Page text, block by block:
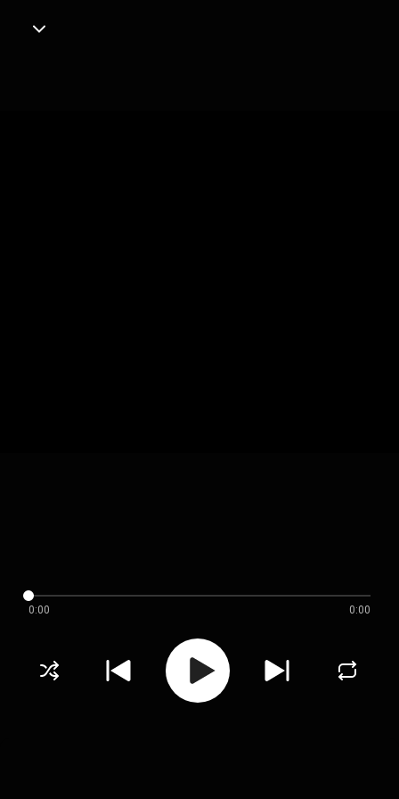
0:00 0:00